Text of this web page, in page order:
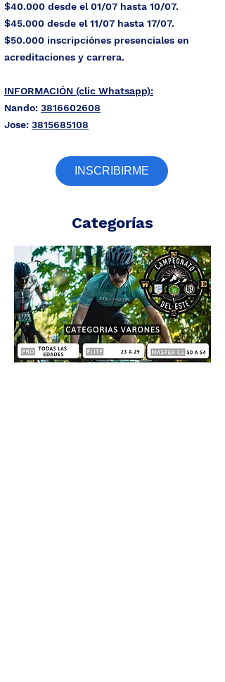
$40.000 desde el 01/07 hasta 10/07.
$45.000 desde el 11/07 hasta 17/07.
$50.000 inscripciónes presenciales en
acreditaciones y carrera.
INFORMACIÓN (clic Whatsapp):
Nando: 3816602608
Jose: 3815685108
INSCRIBIRME
Categorías